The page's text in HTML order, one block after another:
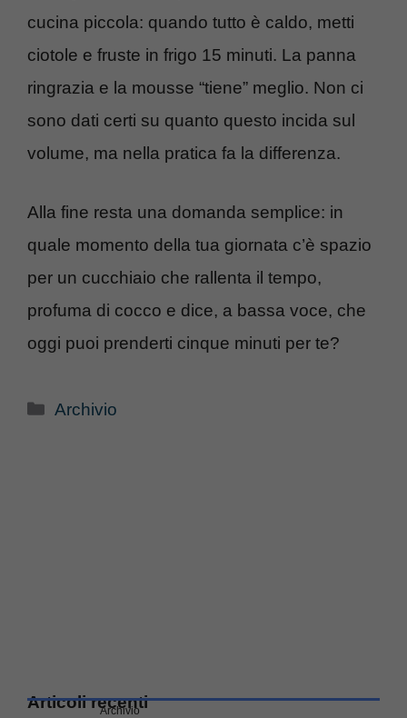
cucina piccola: quando tutto è caldo, metti
ciotole e fruste in frigo 15 minuti. La panna
ringrazia e la mousse “tiene” meglio. Non ci
sono dati certi su quanto questo incida sul
volume, ma nella pratica fa la differenza.
Alla fine resta una domanda semplice: in
quale momento della tua giornata c’è spazio
per un cucchiaio che rallenta il tempo,
profuma di cocco e dice, a bassa voce, che
oggi puoi prenderti cinque minuti per te?
Categorie
Archivio
Articoli recenti
Archivio